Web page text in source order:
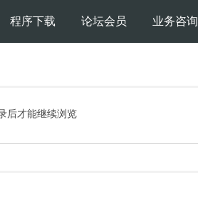
程序下载 论坛会员 业务咨
后才能继续浏览